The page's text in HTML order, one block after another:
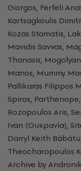
Giorgos, Ferfeli
Kartsagkoulis
Kozas Stamatis,
Mavidis Savvas,
Thanasis,
Manos, Mummy
Pallikaras Filippos
Spiros,
Rozopoulos Aris,
Ivan (Ουκρανία),
Darryl Keith
Theocharopoulos
Archive by